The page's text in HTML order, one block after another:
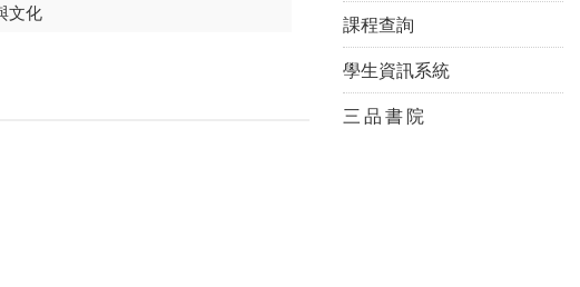
文化
課程查詢
學生資訊系統
三 品 書 院